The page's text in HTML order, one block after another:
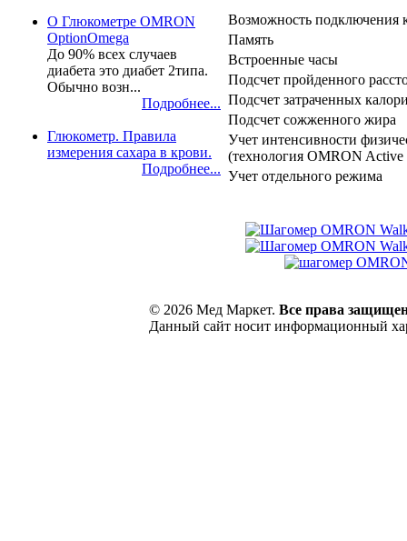
О Глюкометре OMRON
OptionOmega
До 90% всех случаев
диабета это диабет 2типа.
Обычно возн...
Подробнее...
Глюкометр. Правила
измерения сахара в крови.
Подробнее...
Возможность подключения
Память
Встроенные часы
Подсчет пройденного
Подсчет затраченных
Подсчет сожженного жира
Учет интенсивности
(технология OMRON Active
Учет отдельного режима
© 2026 Мед Маркет. Все права
Данный сайт носит информационный